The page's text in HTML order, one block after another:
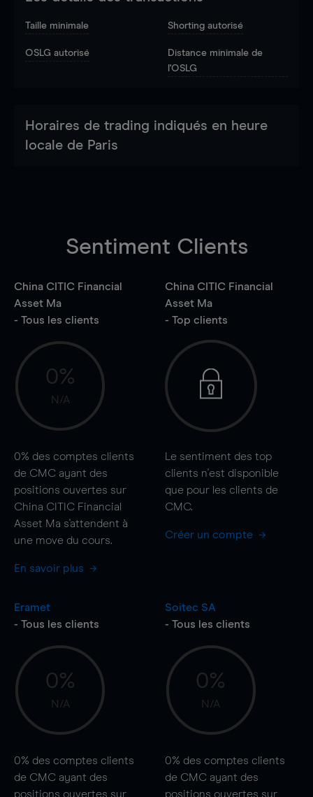
Taille minimale Shorting autorisé
OSLG autorisé
Distance minimale de
l'OSLG
Horaires de trading indiqués en heure
locale de Paris
Sentiment Clients
China CITIC Financial
Asset Ma
- Tous les clients
0%
N/A
0% des comptes clients
de CMC ayant des
positions ouvertes sur
China CITIC Financial
Asset Ma s'attendent à
une move du cours.
En savoir plus
China CITIC Financial
Asset Ma
- Top clients
Le sentiment des top
clients n'est disponible
que pour les clients de
CMC.
Créer un compte
Eramet
- Tous les clients
0%
N/A
0% des comptes clients
de CMC ayant des
positions ouvertes sur
Soitec SA
- Tous les clients
0%
N/A
0% des comptes clients
de CMC ayant des
positions ouvertes sur